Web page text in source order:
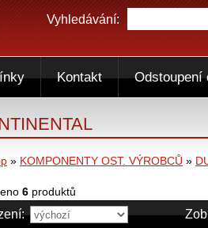
» KOMPONENTY OST. VÝROBCŮ »
6 produktů
Vyhledávání:
Kontakt Odstoupení